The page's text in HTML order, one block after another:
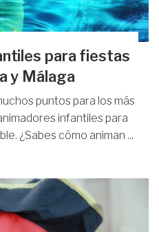
para fiestas
y Málaga
puntos para los más
infantiles para
¿Sabes cómo animan ...